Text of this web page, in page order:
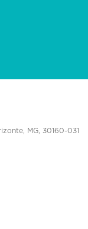
MG, 30160-031